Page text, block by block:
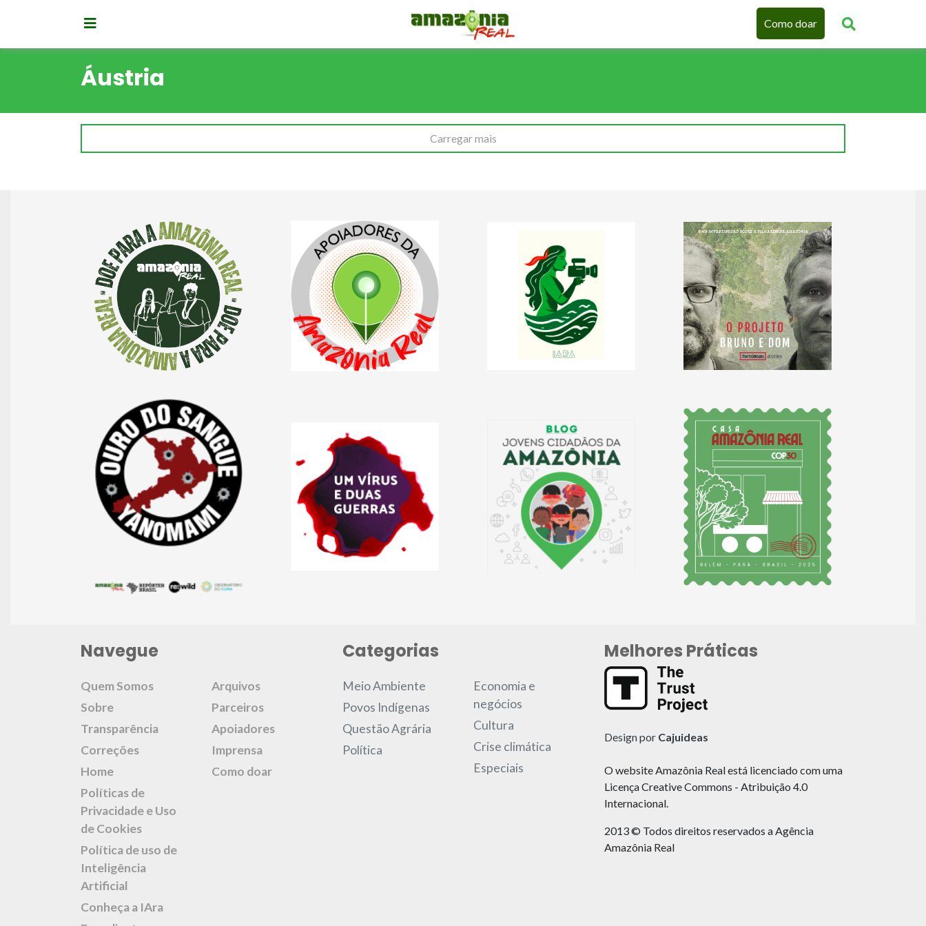
Como doar
Áustria
Carregar mais
Navegue
Quem Somos
Sobre
Transparência
Correções
Home
Políticas de
Privacidade e Uso
de Cookies
Política de uso de
Inteligência
Artificial
Conheça a IAra
Arquivos
Parceiros
Apoiadores
Imprensa
Como doar
Categorias
Meio Ambiente
Povos Indígenas
Questão Agrária
Política
Economia e
negócios
Cultura
Crise climática
Especiais
Melhores Práticas
Design por Cajuideas
O website Amazônia Real está licenciado com uma
Licença Creative Commons - Atribuição 4.0
Internacional.
2013 © Todos direitos reservados a Agência
Amazônia Real